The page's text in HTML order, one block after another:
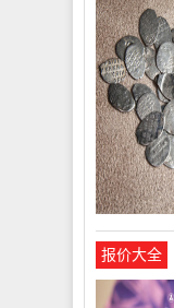
报价大全